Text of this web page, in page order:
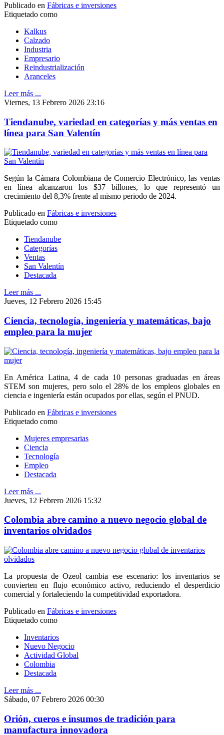
Publicado en Fábricas e inversiones
Etiquetado como
Kalkus
Calzado
Industria
Empresario
Reindustrialización
Aranceles
Leer más ...
Viernes, 13 Febrero 2026 23:16
Tiendanube, variedad en categorías y más ventas en
línea para San Valentín
Según la Cámara Colombiana de Comercio Electrónico, las ventas
en línea alcanzaron los $37 billones, lo que representó un
crecimiento del 8,3% frente al mismo periodo de 2024.
Publicado en Fábricas e inversiones
Etiquetado como
Tiendanube
Categorías
Ventas
San Valentín
Destacada
Leer más ...
Jueves, 12 Febrero 2026 15:45
Ciencia, tecnología, ingeniería y matemáticas, bajo
empleo para la mujer
En América Latina, 4 de cada 10 personas graduadas en áreas
STEM son mujeres, pero solo el 28% de los empleos globales en
ciencia e ingeniería están ocupados por ellas, según el PNUD.
Publicado en Fábricas e inversiones
Etiquetado como
Mujeres empresarias
Ciencia
Tecnología
Empleo
Destacada
Leer más ...
Jueves, 12 Febrero 2026 15:32
Colombia abre camino a nuevo negocio global de
inventarios olvidados
La propuesta de Ozeol cambia ese escenario: los inventarios se
convierten en flujo económico activo, reduciendo el desperdicio
comercial y fortaleciendo la competitividad exportadora.
Publicado en Fábricas e inversiones
Etiquetado como
Inventarios
Nuevo Negocio
Actividad Global
Colombia
Destacada
Leer más ...
Sábado, 07 Febrero 2026 00:30
Orión, cueros e insumos de tradición para
manufactura innovadora